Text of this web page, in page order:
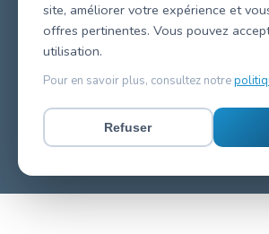
site, améliorer votre expérience et
offres pertinentes. Vous pouvez
utilisation.
Pour en savoir plus, consultez notre
Refuser